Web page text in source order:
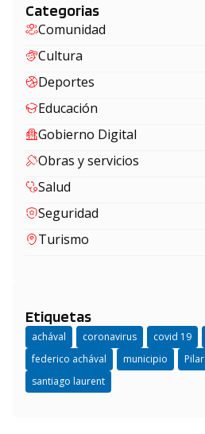
Categorias
Comunidad
Cultura
Deportes
Educación
Gobierno Digital
Obras y servicios
Salud
Seguridad
Turismo
Etiquetas
achával coronavirus covid 19
federico achával
municipio Pilar
santiago laurent